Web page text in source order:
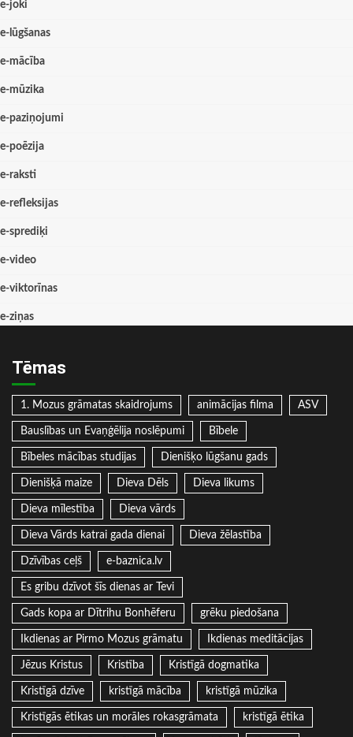
e-joki
e-lūgšanas
e-mācība
e-mūzika
e-paziņojumi
e-poēzija
e-raksti
e-refleksijas
e-sprediķi
e-video
e-viktorīnas
e-ziņas
Tēmas
1. Mozus grāmatas skaidrojums animācijas filma ASV
Bauslības un Evaņģēlija noslēpumi Bībele
Bībeles mācības studijas Dienišķo lūgšanu gads
Dienišķā maize Dieva Dēls Dieva likums
Dieva mīlestība Dieva vārds
Dieva Vārds katrai gada dienai Dieva žēlastība
Dzīvības ceļš e-baznica.lv
Es gribu dzīvot šīs dienas ar Tevi
Gads kopa ar Dītrihu Bonhēferu grēku piedošana
Ikdienas ar Pirmo Mozus grāmatu Ikdienas meditācijas
Jēzus Kristus Kristība Kristīgā dogmatika
Kristīgā dzīve kristīgā mācība kristīgā mūzika
Kristīgās ētikas un morāles rokasgrāmata kristīgā ētika